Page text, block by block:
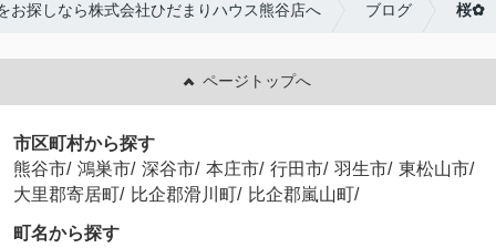
お探しなら株式会社ひだまりハウス熊谷店へ ブログ 桜✿
ページトップへ
市区町村から探す
熊谷市/ 鴻巣市/ 深谷市/ 本庄市/ 行田市/ 羽生市/ 東松山市/
大里郡寄居町/ 比企郡滑川町/ 比企郡嵐山町/
町名から探す